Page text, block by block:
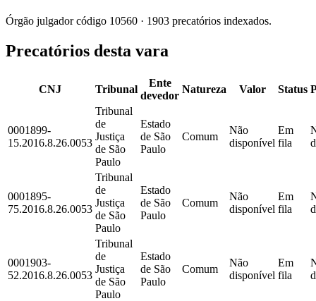
Órgão julgador código 10560 · 1903 precatórios indexados.
Precatórios desta vara
CNJ Tribunal
Ente
devedor
Natureza Valor Status
0001899-
15.2016.8.26.0053
Tribunal
de
Justiça
de São
Paulo
Estado
de São
Paulo
Comum
Não
disponível
Em
fila
0001895-
75.2016.8.26.0053
Tribunal
de
Justiça
de São
Paulo
Estado
de São
Paulo
Comum
Não
disponível
Em
fila
0001903-
52.2016.8.26.0053
Tribunal
de
Justiça
de São
Paulo
Estado
de São
Paulo
Comum
Não
disponível
Em
fila